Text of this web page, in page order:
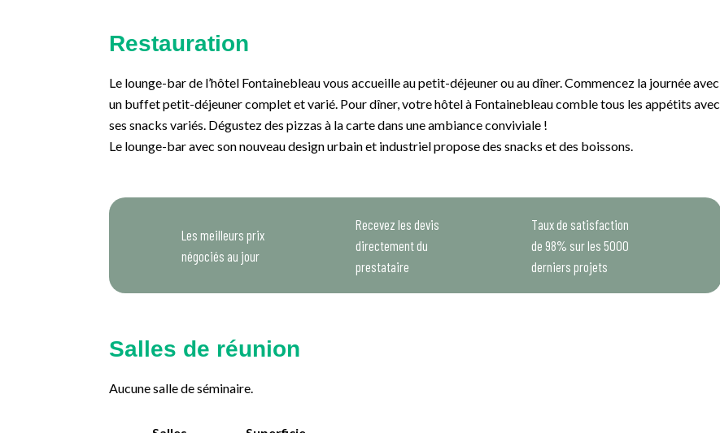
Restauration
Le lounge-bar de l’hôtel Fontainebleau vous accueille au petit-déjeuner ou au dîner. Commencez la journée avec
un buffet petit-déjeuner complet et varié. Pour dîner, votre hôtel à Fontainebleau comble tous les appétits avec
ses snacks variés. Dégustez des pizzas à la carte dans une ambiance conviviale !
Le lounge-bar avec son nouveau design urbain et industriel propose des snacks et des boissons.
Les meilleurs prix
négociés au jour
Recevez les devis
directement du
prestataire
Taux de satisfaction
de 98% sur les 5000
derniers projets
Salles de réunion
Aucune salle de séminaire.